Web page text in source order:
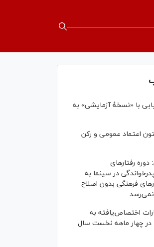
با «نسخهٔ آزمایشی» به
اعتماد عمومی و رکن
رفتارهای
در سینما به
فرهنگی بدون اصلاح
نمی‌رسد
اختصاص‌یافته به
در چهار ماهه نخست سال